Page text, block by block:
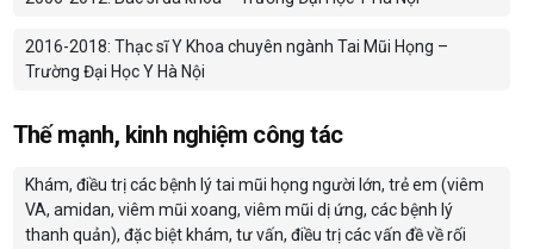
2016-2018: Thạc sĩ Y Khoa chuyên ngành Tai Mũi Họng –
Trường Đại Học Y Hà Nội
Thế mạnh, kinh nghiệm công tác
Khám, điều trị các bệnh lý tai mũi họng người lớn, trẻ em (viêm
VA, amidan, viêm mũi xoang, viêm mũi dị ứng, các bệnh lý
thanh quản), đặc biệt khám, tư vấn, điều trị các vấn đề về rối